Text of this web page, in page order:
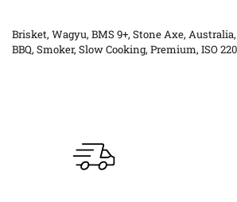
Brisket, Wagyu, BMS 9+, Stone Axe,
BBQ, Smoker, Slow Cooking, Premium, ISO